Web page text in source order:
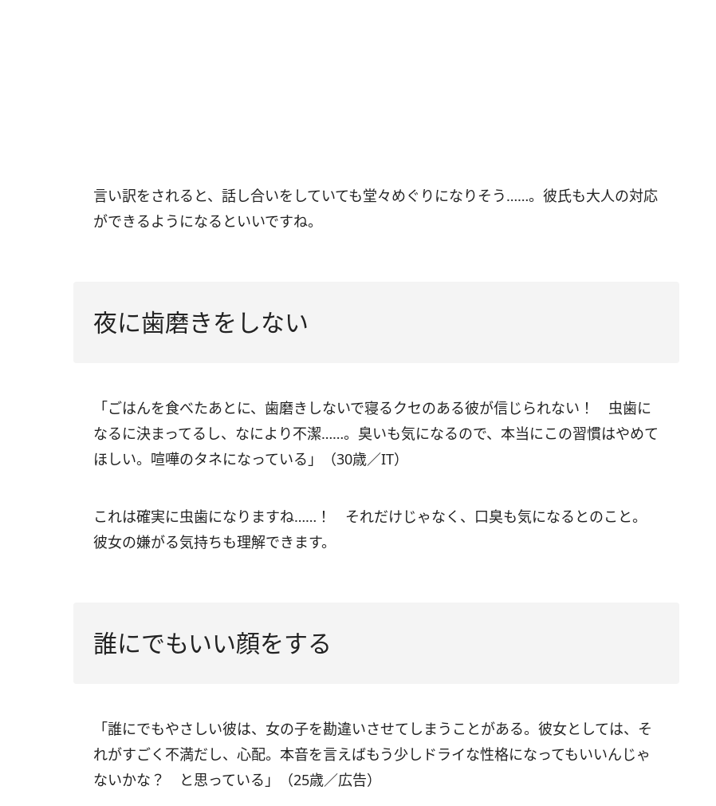
言い訳をされると、話し合いをしていても堂々めぐりになりそう……。彼氏も大人の対応
ができるようになるといいですね。
夜に歯磨きをしない
「ごはんを食べたあとに、歯磨きしないで寝るクセのある彼が信じられない！ 虫歯に
なるに決まってるし、なにより不潔……。臭いも気になるので、本当にこの習慣はやめて
ほしい。喧嘩のタネになっている」（30歳／IT）
これは確実に虫歯になりますね……！ それだけじゃなく、口臭も気になるとのこと。
彼女の嫌がる気持ちも理解できます。
誰にでもいい顔をする
「誰にでもやさしい彼は、女の子を勘違いさせてしまうことがある。彼女としては、そ
れがすごく不満だし、心配。本音を言えばもう少しドライな性格になってもいいんじゃ
ないかな？ と思っている」（25歳／広告）